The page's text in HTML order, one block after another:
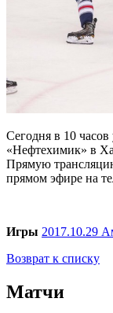
Сегодня в 10
«Нефтехимик» в
Прямую
прямом эфире на
Игры 2017.10.29
Возврат к списку
Матчи